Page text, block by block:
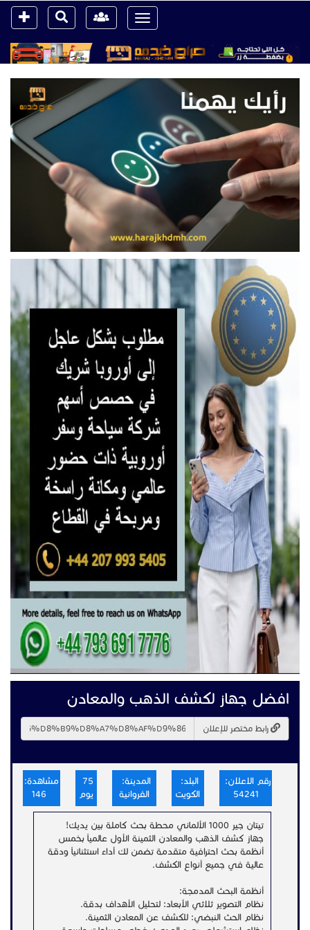
Toggle
navigation
افضل جهاز لكشف الذهب والمعادن
رابط مختصر للإعلان
رقم الاعلان:
54241
البلد:
الكويت
المدينة:
الفروانية
75
يوم
مشاهدة:
تيتان جير 1000 الألماني محطة بحث كاملة بين يديك!
جهاز كشف الذهب والمعادن الثمينة الأول عالمياً بخمس
أنظمة بحث احترافية متقدمة تضمن لك أداءً استثنائياً ودقة
عالية في جميع أنواع الكشف.
أنظمة البحث المدمجة:
نظام التصوير ثلاثي الأبعاد: لتحليل الأهداف بدقة.
نظام الحث النبضي: للكشف عن المعادن الثمينة.